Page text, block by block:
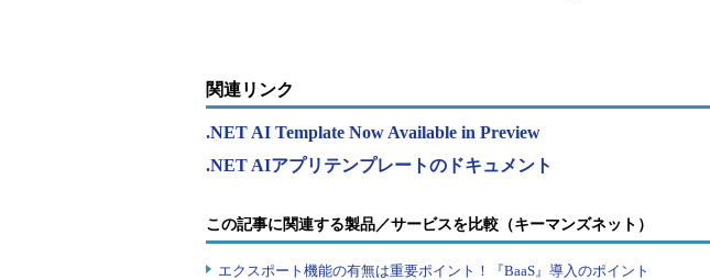
関連リンク
.NET AI Template Now Available in Preview
.NET AIアプリテンプレートのドキュメント
この記事に関連する製品／サービスを比較（キーマンズネット）
エクスポート機能の有無は重要ポイント！『BaaS』導入のポイント